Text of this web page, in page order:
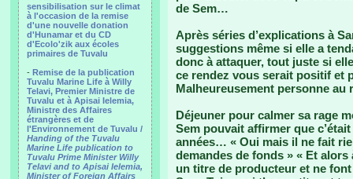
sensibilisation sur le climat
à l'occasion de la remise
d'une nouvelle donation
d'Hunamar et du CD
d'Ecolo'zik aux écoles
primaires de Tuvalu
- Remise de la publication
Tuvalu Marine Life à Willy
Telavi, Premier Ministre de
Tuvalu et à Apisai Ielemia,
Ministre des Affaires
étrangères et de
l'Environnement de Tuvalu /
Handing of the Tuvalu
Marine Life publication to
Tuvalu Prime Minister Willy
Telavi and to Apisai Ielemia,
Minister of Foreign Affairs
de Sem…
Après séries d’explications à
suggestions même si elle a
donc à attaquer, tout juste si
ce rendez vous serait positif et
Malheureusement personne au
Déjeuner pour calmer sa rage
Sem pouvait affirmer que
années… « Oui mais il ne fait
demandes de fonds » « Et
un titre de producteur et ne